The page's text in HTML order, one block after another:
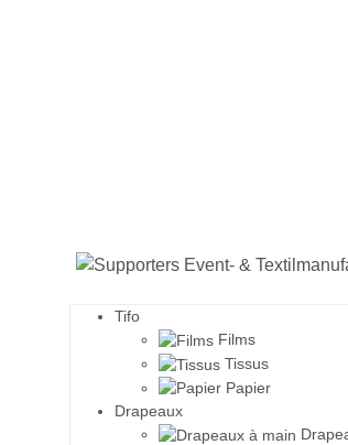
Tifo
Films
Tissus
Papier
Drapeaux